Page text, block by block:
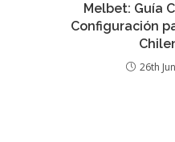
Melbet: Guía
Configuración
26th